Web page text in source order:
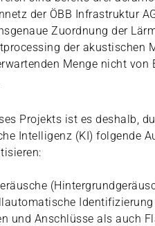
der ÖBB Infrastruktur
Zuordnung der
der akustischen
Menge nicht von
Projekts ist es deshalb,
Intelligenz (KI) folgende
und Anschlüsse als auch